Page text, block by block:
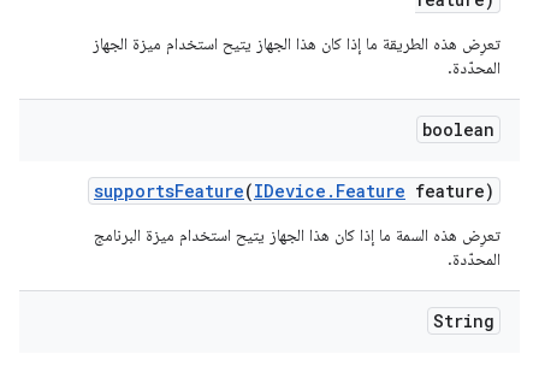
تعرِض هذه الطريقة ما إذا كان هذا الجهاز يتيح استخدام ميزة الجهاز
المحدّدة.
boolean
supportsFeature(IDevice . Feature feature)
تعرِض هذه السمة ما إذا كان هذا الجهاز يتيح استخدام ميزة البرنامج
المحدّدة.
String